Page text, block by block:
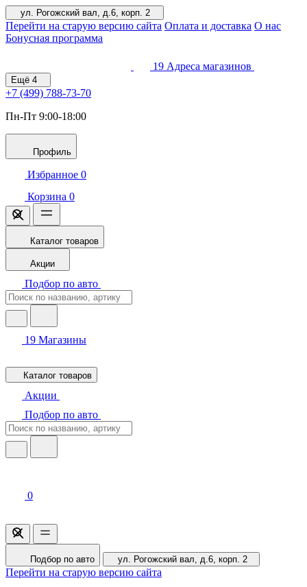
ул. Рогожский вал, д.6, корп. 2
Перейти на старую версию сайта Оплата и доставка О нас
Бонусная программа
19 Адреса магазинов
Ещё 4
+7 (499) 788-73-70
Пн-Пт 9:00-18:00
Профиль
Избранное 0
Корзина 0
Каталог товаров
Акции
Подбор по авто
19 Магазины
Каталог товаров
Акции
Подбор по авто
0
Подбор по авто ул. Рогожский вал, д.6, корп. 2
Перейти на старую версию сайта